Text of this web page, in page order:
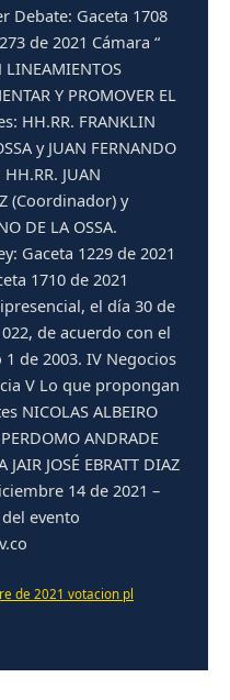
Debate: Gaceta 1708
de 2021 Cámara “
LINEAMIENTOS
Y PROMOVER EL
HH.RR. FRANKLIN
y JUAN FERNANDO
JUAN
(Coordinador) y
DE LA OSSA.
Gaceta 1229 de 2021
1710 de 2021
el día 30 de
de acuerdo con el
de 2003. IV Negocios
V Lo que propongan
NICOLAS ALBEIRO
ANDRADE
JAIR JOSÉ EBRATT DIAZ
14 de 2021 –
evento
de 2021 votacion pl